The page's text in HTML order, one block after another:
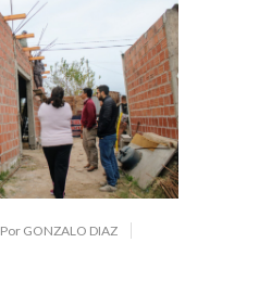
Por GONZALO DIAZ